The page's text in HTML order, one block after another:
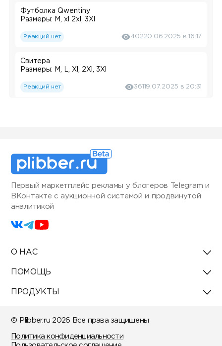
Футболка Qwentiny
Размеры: М, xl 2xl, 3Xl
Реакций нет 40220.06.2025 в 16:17
Свитера
Размеры: M, L, Xl, 2Xl, 3Xl
Реакций нет 361 19.07.2025 в 20:31
Первый маркетплейс рекламы у блогеров Telegram и
ВКонтакте с аукционной системой и продвинутой
аналитикой
О НАС
ПОМОЩЬ
ПРОДУКТЫ
© Plibber.ru 2026 Все права защищены
Политика конфиденциальности